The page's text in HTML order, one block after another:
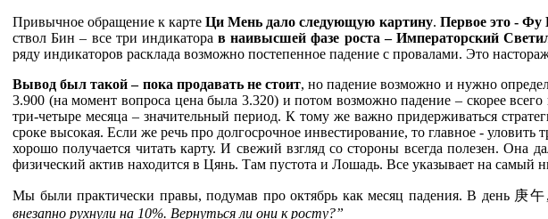
Привычное обращение к картеЦи Мень дало следующую картину. Первое это - Фу
ствол Бин – все три индикаторав наивысшей фазе роста – Императорский
ряду индикаторов расклада возможно постепенное падение с провалами. Это
Вывод был такой – пока продавать не стоит, но падение возможно и нужно
3.900 (на момент вопроса цена была 3.320) и потом возможно падение – скорее
три-четыре месяца – значительный период. К тому же важно придерживаться
сроке высокая. Если же речь про долгосрочное инвестирование, то главное -
хорошо получается читать карту. И свежий взгляд со стороны всегда полезен.
физический актив находится в Цянь. Там пустота и Лошадь. Все указывает на самый
Мы были практически правы, подумав про октябрь как месяц падения. В день 庚午
внезапно рухнули на 10%. Вернуться ли они к росту?”